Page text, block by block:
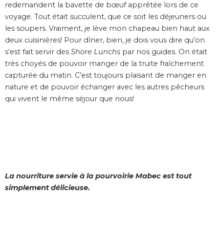
redemandent la bavette de bœuf apprêtée lors de ce
voyage. Tout était succulent, que ce soit les déjeuners ou
les soupers. Vraiment, je lève mon chapeau bien haut aux
deux cuisinières! Pour dîner, bien, je dois vous dire qu’on
s’est fait servir des Shore Lunchs par nos guides. On était
très choyés de pouvoir manger de la truite fraîchement
capturée du matin. C’est toujours plaisant de manger en
nature et de pouvoir échanger avec les autres pêcheurs
qui vivent le même séjour que nous!
La nourriture servie à la pourvoirie Mabec est tout
simplement délicieuse.